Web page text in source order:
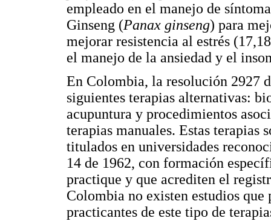
empleado en el manejo de
Ginseng (Panax ginseng) para
mejorar resistencia al estrés
el manejo de la ansiedad y el
En Colombia, la resolución 2927
siguientes terapias alternativas:
acupuntura y procedimientos
terapias manuales. Estas terapias
titulados en universidades
14 de 1962, con formación
practique y que acrediten el
Colombia no existen estudios
practicantes de este tipo de